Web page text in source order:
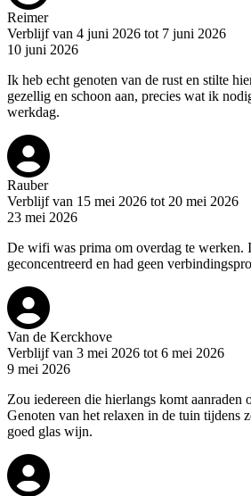
Reimer
Verblijf van 4 juni 2026 tot 7 juni 2026
10 juni 2026
Ik heb echt genoten van de rust en stilte
gezellig en schoon aan, precies wat ik
werkdag.
Rauber
Verblijf van 15 mei 2026 tot 20 mei 2026
23 mei 2026
De wifi was prima om overdag te werken.
geconcentreerd en had geen
Van de Kerckhove
Verblijf van 3 mei 2026 tot 6 mei 2026
9 mei 2026
Zou iedereen die hierlangs komt aanraden
Genoten van het relaxen in de tuin tijdens
goed glas wijn.